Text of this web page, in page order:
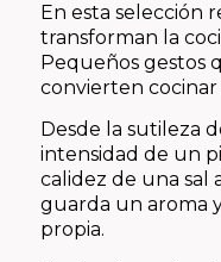
En esta selección
transforman la
Pequeños gestos
convierten
Desde la sutileza
intensidad de un
calidez de una sal
guarda un aroma
propia.